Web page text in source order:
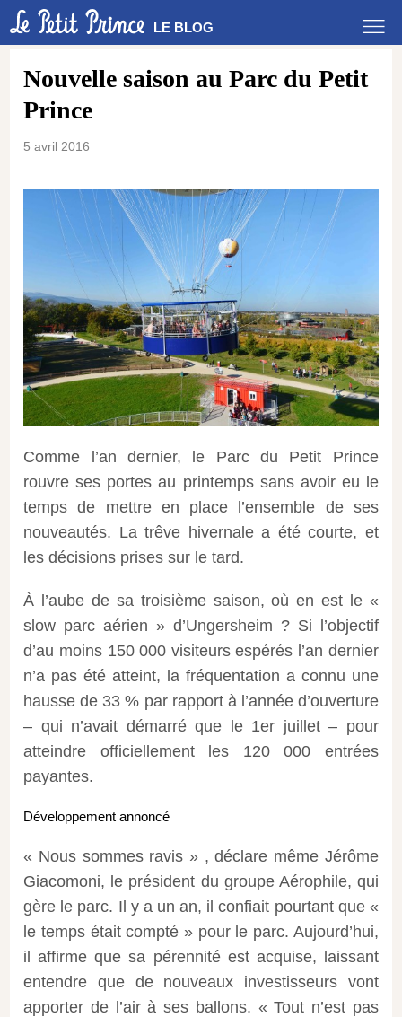
LE BLOG
Nouvelle saison au Parc du Petit
Prince
5 avril 2016
Comme l’an dernier, le Parc du Petit Prince
rouvre ses portes au printemps sans avoir eu le
temps de mettre en place l’ensemble de ses
nouveautés. La trêve hivernale a été courte, et
les décisions prises sur le tard.
À l’aube de sa troisième saison, où en est le «
slow parc aérien » d’Ungersheim ? Si l’objectif
d’au moins 150 000 visiteurs espérés l’an dernier
n’a pas été atteint, la fréquentation a connu une
hausse de 33 % par rapport à l’année d’ouverture
– qui n’avait démarré que le 1er juillet – pour
atteindre officiellement les 120 000 entrées
payantes.
Développement annoncé
« Nous sommes ravis » , déclare même Jérôme
Giacomoni, le président du groupe Aérophile, qui
gère le parc. Il y a un an, il confiait pourtant que «
le temps était compté » pour le parc. Aujourd’hui,
il affirme que sa pérennité est acquise, laissant
entendre que de nouveaux investisseurs vont
apporter de l’air à ses ballons. « Tout n’est pas